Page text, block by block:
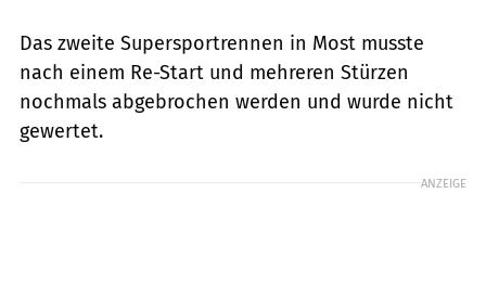
Das zweite Supersportrennen in Most musste
nach einem Re-Start und mehreren Stürzen
nochmals abgebrochen werden und wurde nicht
gewertet.
ANZEIGE